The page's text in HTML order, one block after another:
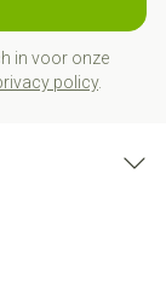
in voor onze
policy.